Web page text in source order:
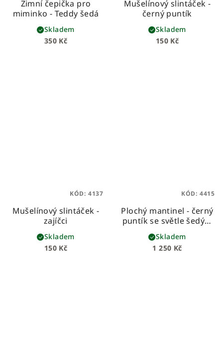
Zimní čepička pro
miminko - Teddy šedá
350 Kč
Skladem
Mušelínový slintáček -
černý puntík
150 Kč
Skladem
Mušelínový slintáček -
zajíčci
150 Kč
Skladem
KÓD: 4137
Plochý mantinel - černý
puntík se světle šedým
velvetem
s výplní z molitanu
1 250 Kč
Skladem
KÓD: 4415